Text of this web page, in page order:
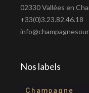
02330 Vallées en
+33(0)3.23.82.46.18
Nos labels